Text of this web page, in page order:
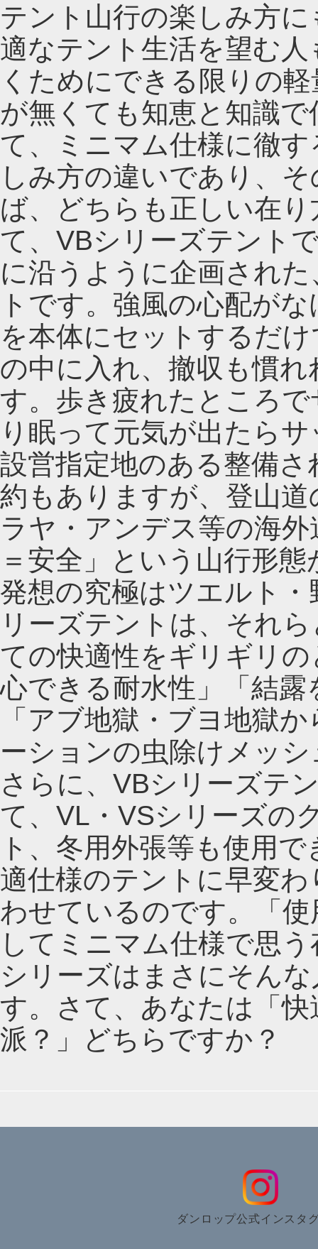
テント山行の楽しみ方
適なテント生活を望む
くためにできる限りの
が無くても知恵と知識
て、ミニマム仕様に徹
しみ方の違いであり、
ば、どちらも正しい在
て、VBシリーズテント
に沿うように企画され
トです。強風の心配が
を本体にセットするだ
の中に入れ、撤収も慣
す。歩き疲れたところ
り眠って元気が出たら
設営指定地のある整備
約もありますが、登山
ラヤ・アンデス等の海
＝安全」という山行形
発想の究極はツエルト
リーズテントは、それ
ての快適性をギリギリ
心できる耐水性」「結
「アブ地獄・ブヨ地獄
ーションの虫除けメッ
さらに、VBシリーズテ
て、VL・VSシリーズの
ト、冬用外張等も使用
適仕様のテントに早変
わせているのです。「
してミニマム仕様で思
シリーズはまさにそん
す。さて、あなたは「
派？」どちらですか？
ダンロップ公式インスタ